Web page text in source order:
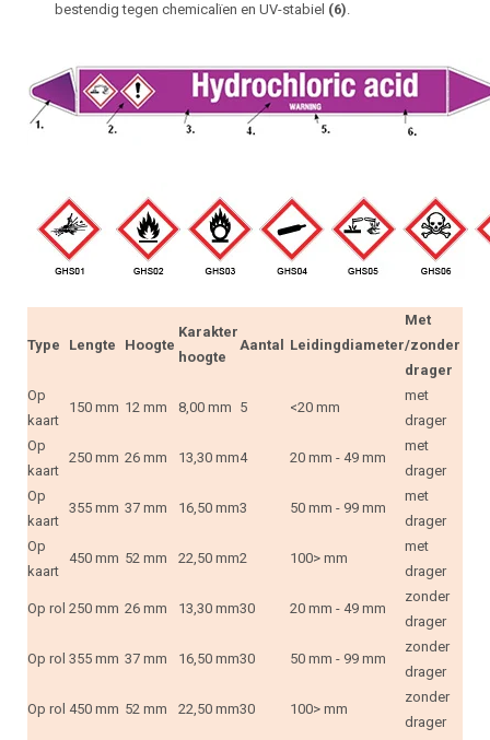
bestendig tegen chemicalïen en UV-stabiel (6).
Type Lengte Hoogte
Karakter
hoogte
Aantal Leidingdiameter
Met
/zonder
drager
Op
kaart
150 mm 12 mm 8,00 mm 5 <20 mm
met
drager
Op
kaart
250 mm 26 mm 13,30 mm4 20 mm - 49 mm
met
drager
Op
kaart
355 mm 37 mm 16,50 mm3 50 mm - 99 mm
met
drager
Op
kaart
450 mm 52 mm 22,50 mm2 100> mm
met
drager
Op rol 250 mm 26 mm 13,30 mm30 20 mm - 49 mm
zonder
drager
Op rol 355 mm 37 mm 16,50 mm30 50 mm - 99 mm
zonder
drager
Op rol 450 mm 52 mm 22,50 mm30 100> mm
zonder
drager